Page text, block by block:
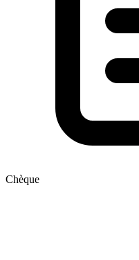
Chèque